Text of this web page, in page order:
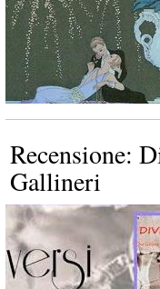
Recensione:
Gallineri